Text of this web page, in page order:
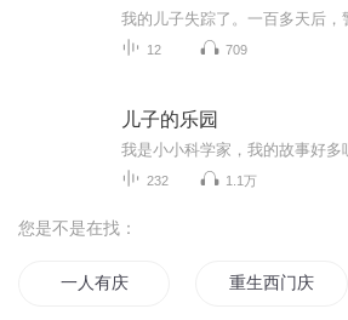
12 709
儿子的乐园
232 1.1万
您是不是在找：
一人有庆 重生西门庆